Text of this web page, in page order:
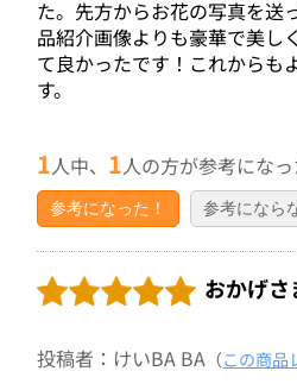
た。先方からお花の写真を送
品紹介画像よりも豪華で美し
て良かったです！これからも
す。
1人中、 1人の方が参考になっ
参考になった！ 参考になら
おかげさ
投稿者：けいBA BA （この商品